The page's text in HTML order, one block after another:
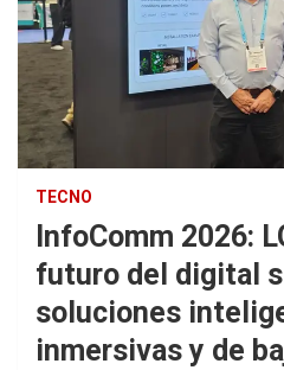
TECNO
InfoComm 2026:
futuro del digital
soluciones
inmersivas y de